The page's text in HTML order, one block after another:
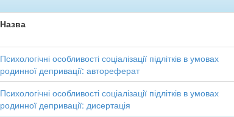
Назва
Психологічні особливості соціалізації підлітків в умовах
родинної депривації: автореферат
Психологічні особливості соціалізації підлітків в умовах
родинної депривації: дисертація